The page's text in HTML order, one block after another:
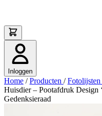
Inloggen
Home / Producten / Fotolijsten
Huisdier – Pootafdruk Design
Gedenksieraad